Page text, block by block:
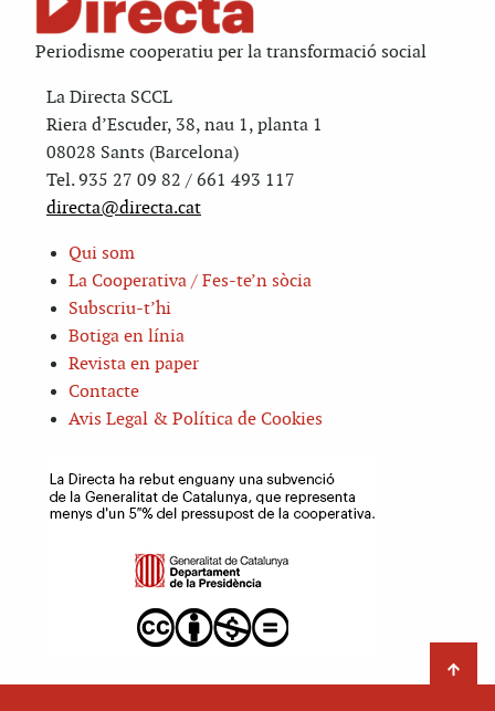
Periodisme cooperatiu per la transformació social
La Directa SCCL
Riera d’Escuder, 38, nau 1, planta 1
08028 Sants (Barcelona)
Tel. 935 27 09 82 / 661 493 117
directa@directa.cat
Qui som
La Cooperativa / Fes-te’n sòcia
Subscriu-t’hi
Botiga en línia
Revista en paper
Contacte
Avis Legal & Política de Cookies